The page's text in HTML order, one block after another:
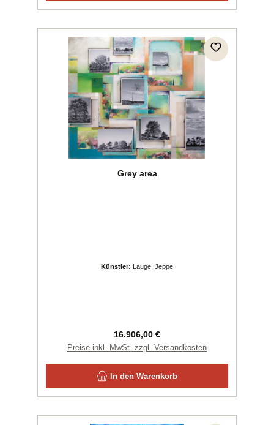
Grey area
Künstler: Lauge, Jeppe
Regulärer Preis:
16.906,00 €
Preise inkl. MwSt. zzgl. Versandkosten
In den Warenkorb